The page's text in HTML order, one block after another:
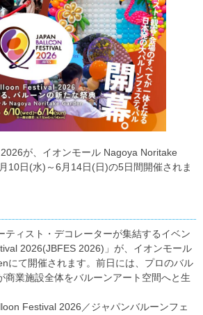
が、イオンモール Nagoya Noritake
10日(水)～6月14日(日)の5日間開催されま
ティスト・デコレーターが集結するイベン
2026(JBFES 2026)」が、イオンモール
にて開催されます。前日には、プロのバル
商業施設全体をバルーンアート空間へと生
Festival 2026／ジャパンバルーンフェ